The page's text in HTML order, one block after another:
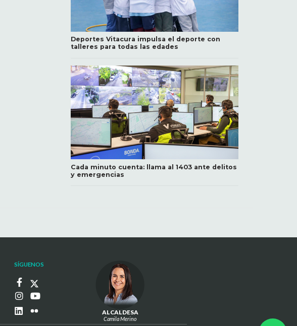
Deportes Vitacura impulsa el deporte con
talleres para todas las edades
Cada minuto cuenta: llama al 1403 ante delitos
y emergencias
SÍGUENOS
ALCALDESA
Camila Merino